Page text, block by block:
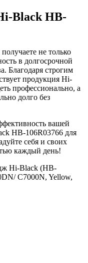
Black HB-
не только
в долгосрочной
Благодаря строгим
продукция Hi-
профессионально, а
долго без
вашей
HB-106R03766 для
себя и своих
каждый день!
Hi-Black (HB-
C7000N, Yellow,